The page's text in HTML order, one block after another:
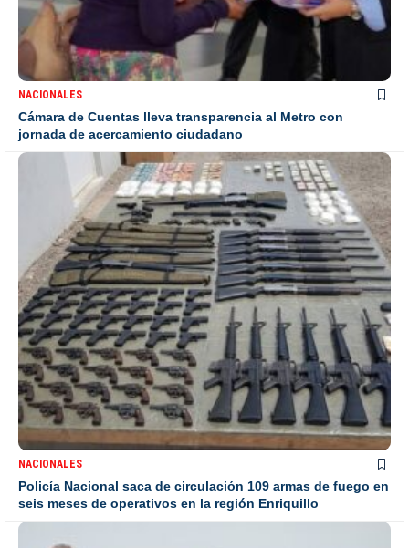
NACIONALES
Cámara de Cuentas lleva transparencia al Metro con
jornada de acercamiento ciudadano
NACIONALES
Policía Nacional saca de circulación 109 armas de fuego en
seis meses de operativos en la región Enriquillo